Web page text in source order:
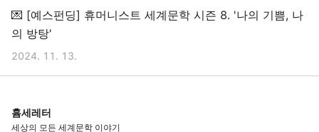
💌 [예스펀딩] 휴머니스트 세계문학 시즌 8. '나의 기쁨, 나
의 방탕'
2024. 11. 13.
흄세레터
세상의 모든 세계문학 이야기